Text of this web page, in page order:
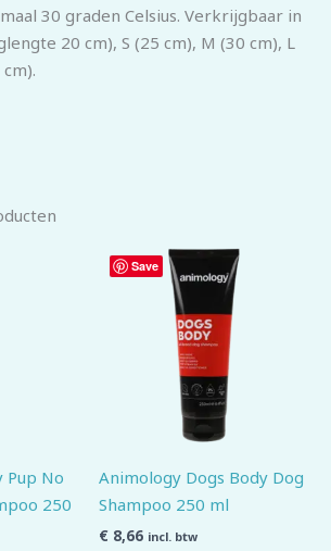
30 graden Celsius. Verkrijgbaar in
20 cm), S (25 cm), M (30 cm), L
Pup No
250
Save
Animology Dogs Body Dog
Shampoo 250 ml
€ 8,66 incl. btw